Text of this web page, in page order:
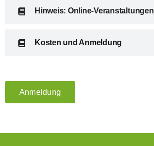
Hinweis: Online-Veranstaltungen
Kosten und Anmeldung
Anmeldung